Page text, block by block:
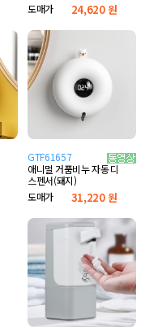
도매가
24,620 원
GTF61657
애니멀 거품비누 자동 디
스펜서(돼지)
도매가
31,220 원